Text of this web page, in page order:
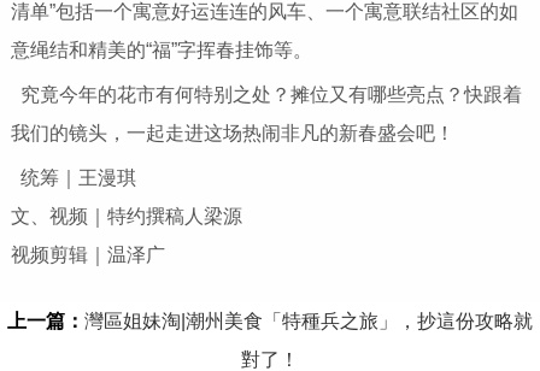
清单”包括一个寓意好运连连的风车、一个寓意联结社区的如
意绳结和精美的“福”字挥春挂饰等。
究竟今年的花市有何特别之处？摊位又有哪些亮点？快跟着
我们的镜头，一起走进这场热闹非凡的新春盛会吧！
统筹｜王漫琪
文、视频｜特约撰稿人梁源
视频剪辑｜温泽广
上一篇： 灣區姐妹淘|潮州美食「特種兵之旅」，抄這份攻略就
對了！